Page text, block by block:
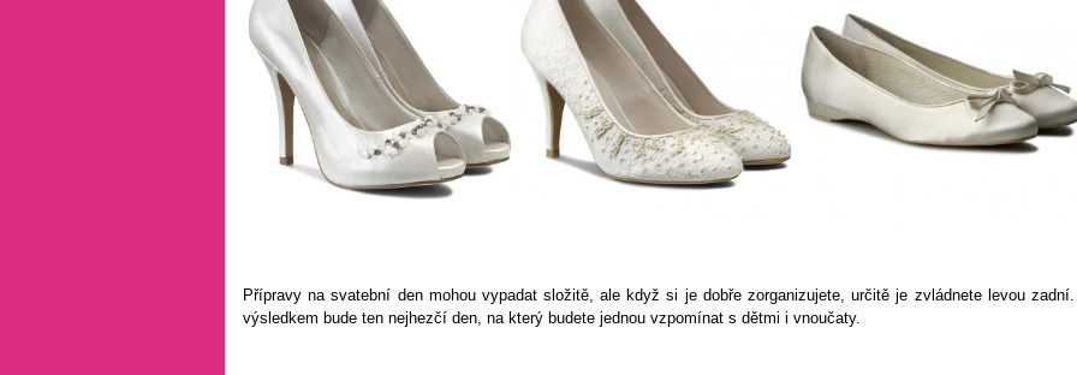
Přípravy na svatební den mohou vypadat složitě, ale když si je dobře zorganizujete, určitě je zvládnete levou
výsledkem bude ten nejhezčí den, na který budete jednou vzpomínat s dětmi i vnoučaty.